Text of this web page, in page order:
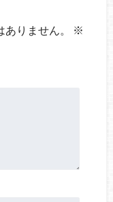
りません。
※